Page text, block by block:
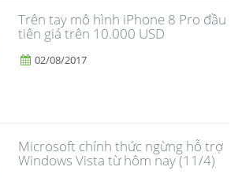
Trên tay mô hình iPhone 8 Pro đầu
tiên giá trên 10.000 USD
02/08/2017
Microsoft chính thức ngừng hỗ trợ
Windows Vista từ hôm nay (11/4)